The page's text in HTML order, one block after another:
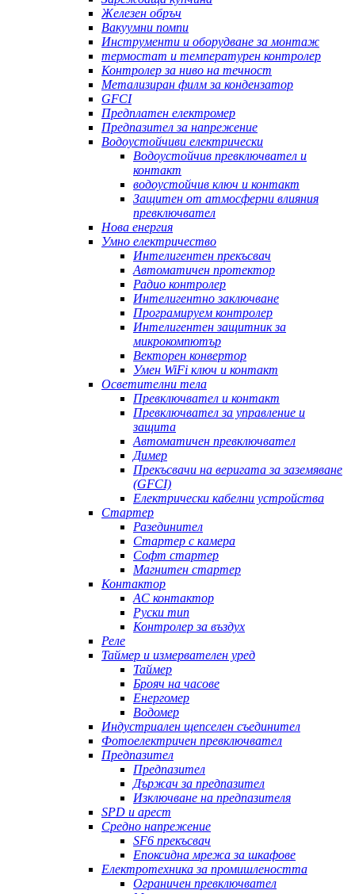
Железен обръч
Вакуумни помпи
Инструменти и оборудване за монтаж
термостат и температурен контролер
Контролер за ниво на течност
Метализиран филм за кондензатор
GFCI
Предплатен електромер
Предпазител за напрежение
Водоустойчиви електрически
Водоустойчив превключвател и
контакт
водоустойчив ключ и контакт
Защитен от атмосферни влияния
превключвател
Нова енергия
Умно електричество
Интелигентен прекъсвач
Автоматичен протектор
Радио контролер
Интелигентно заключване
Програмируем контролер
Интелигентен защитник за
микрокомпютър
Векторен конвертор
Умен WiFi ключ и контакт
Осветителни тела
Превключвател и контакт
Превключвател за управление и
защита
Автоматичен превключвател
Димер
Прекъсвачи на веригата за заземяване
(GFCI)
Електрически кабелни устройства
Стартер
Разединител
Стартер с камера
Софт стартер
Магнитен стартер
Контактор
AC контактор
Руски тип
Контролер за въздух
Реле
Таймер и измервателен уред
Таймер
Брояч на часове
Енергомер
Водомер
Индустриален щепселен съединител
Фотоелектричен превключвател
Предпазител
Предпазител
Държач за предпазител
Изключване на предпазителя
SPD и арест
Средно напрежение
SF6 прекъсвач
Епоксидна мрежа за шкафове
Електротехника за промишлеността
Ограничен превключвател